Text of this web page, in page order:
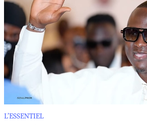
L’ESSENTIEL